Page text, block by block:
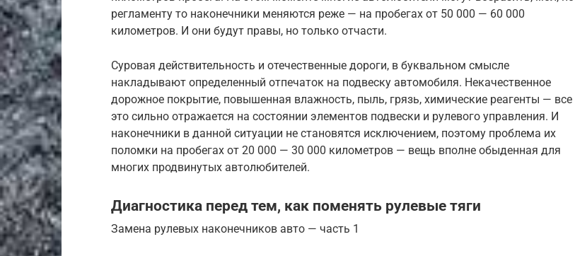
регламенту то наконечники меняются реже — на пробегах от 50 000 — 60 000
километров. И они будут правы, но только отчасти.
Суровая действительность и отечественные дороги, в буквальном смысле
накладывают определенный отпечаток на подвеску автомобиля. Некачественное
дорожное покрытие, повышенная влажность, пыль, грязь, химические реагенты — все
это сильно отражается на состоянии элементов подвески и рулевого управления. И
наконечники в данной ситуации не становятся исключением, поэтому проблема их
поломки на пробегах от 20 000 — 30 000 километров — вещь вполне обыденная для
многих продвинутых автолюбителей.
Диагностика перед тем, как поменять рулевые тяги
Замена рулевых наконечников авто — часть 1